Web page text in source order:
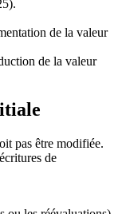
de la valeur
de la valeur
pas être modifiée.
de